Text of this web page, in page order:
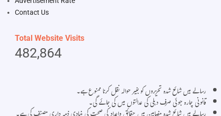
Contact Us
Total Website Visits
482,864
رسالے میں شائع شدہ تحریروں کو بغیر حوالہ نقل کرنا ممنوع ہے۔
قانونی چارہ جوئی صرف دہلی کی عدالتوں میں کی جائے گی۔